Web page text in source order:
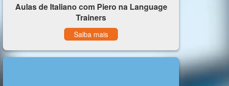
Aulas de Italiano com Piero na Language
Trainers
Saiba mais